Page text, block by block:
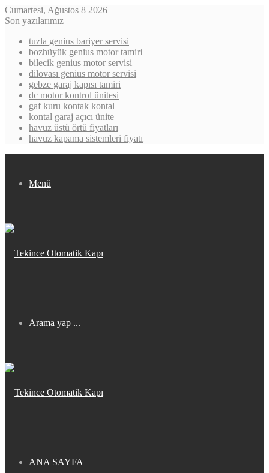
Cumartesi, Ağustos 8 2026
Son yazılarımız
tuzla genius bariyer servisi
bozhüyük genius motor tamiri
bilecik genius motor servisi
dilovası genius motor servisi
gebze garaj kapısı tamiri
dc motor kontrol ünitesi
gaf kuru kontak kontal
kontal garaj açıcı ünite
havuz üstü örtü fiyatları
havuz kapama sistemleri fiyatı
Menü
Arama yap ...
ANA SAYFA